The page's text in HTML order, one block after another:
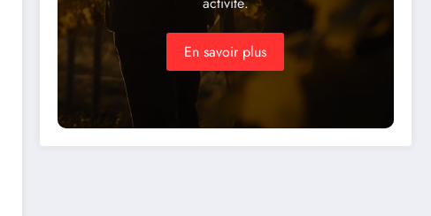
En savoir plus